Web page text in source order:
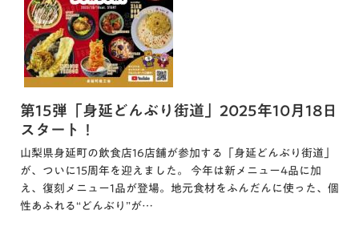
第15弾「身延どんぶり街道」2025年10月18日
スタート！
山梨県身延町の飲食店16店舗が参加する「身延どんぶり街道」
が、ついに15周年を迎えました。 今年は新メニュー4品に加
え、復刻メニュー1品が登場。地元食材をふんだんに使った、個
性あふれる“どんぶり”が…